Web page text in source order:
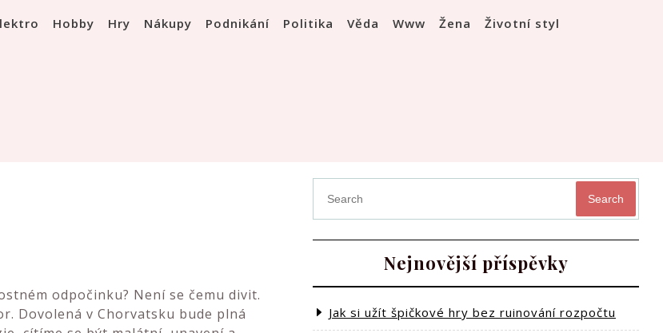
Hobby Hry Nákupy Podnikání Politika Věda Www Žena Životní styl
odpočinku? Není se čemu divit.
Dovolená v Chorvatsku bude plná
Search
Nejnovější příspěvky
Jak si užít špičkové hry bez ruinování rozpočtu